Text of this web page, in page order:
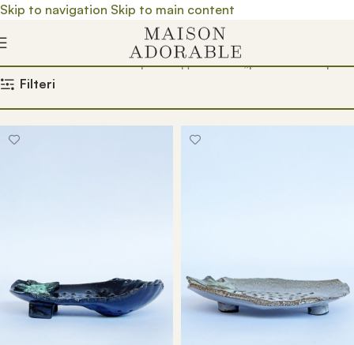
Skip to navigation Skip to main content
Почетна/ Prodavnica/ Производ oзначен „posuda za sapun“
Filteri